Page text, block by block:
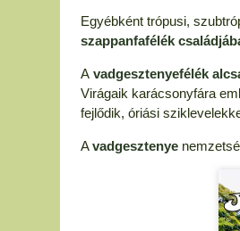
Egyébként trópusi,
szappanfafélék
A vadgesztenyefélék
Virágaik karácsonyfára
fejlődik, óriási
Avadgesztenye